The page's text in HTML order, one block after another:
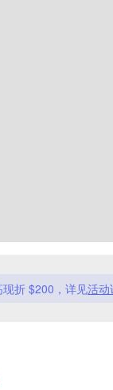
折 $200，详见活动